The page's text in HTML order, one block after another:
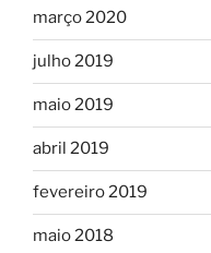
março 2020
julho 2019
maio 2019
abril 2019
fevereiro 2019
maio 2018